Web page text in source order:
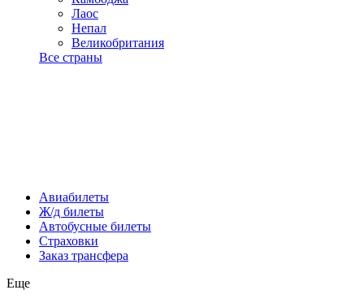
Лаос
Непал
Великобритания
Все страны
Авиабилеты
Ж/д билеты
Автобусные билеты
Страховки
Заказ трансфера
Еще